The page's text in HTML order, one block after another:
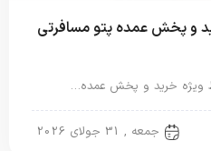
پخش عمده پتو مسافرتی
ویژه خرید و پخش عمده…
جمعه , 31 جولای 2026